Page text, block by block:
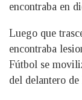
encontraba en
Luego que
encontraba
Fútbol se
del delantero